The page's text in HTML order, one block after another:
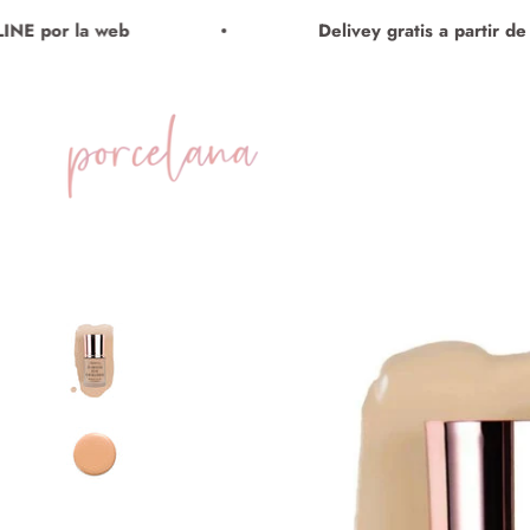
por la web Delivey gratis a partir de
Porcelana Maquillaje